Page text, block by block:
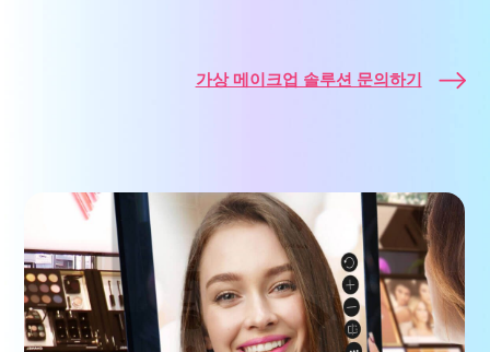
가상 메이크업 솔루션 문의하기